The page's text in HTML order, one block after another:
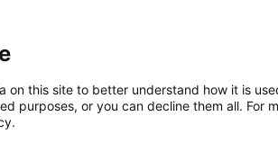
yhdistäminen vauhdittaa
resilienssiä nopeasti
ja ratkaisuesimerkkejä muun
tekoälystä, IT/OT-
kokemaan osastolle 6c50, miten
entistä turvallisemmalle,
on this site to better understand how it is
purposes, or you can decline them all. For